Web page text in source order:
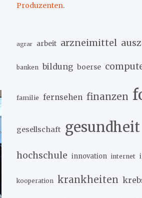
Produzenten.
agrar arbeit arzneimittel
banken bildung boerse
familie fernsehen finanzen
gesellschaft gesundheit
hochschule innovation internet
kooperation krankheiten